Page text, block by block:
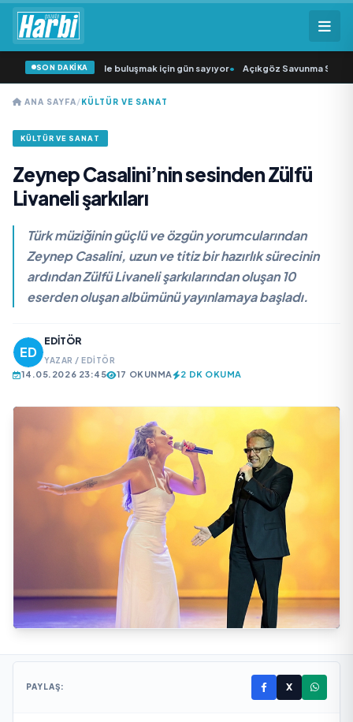
SON DAKİKA
Şarkıcısı” seyircisiyle buluşmak için gün sayıyor• Açıkgöz Savunma Sanayi
ANA SAYFA/KÜLTÜR VE SANAT
KÜLTÜR VE SANAT
Zeynep Casalini’nin sesinden Zülfü
Livaneli şarkıları
Türk müziğinin güçlü ve özgün yorumcularından
Zeynep Casalini, uzun ve titiz bir hazırlık sürecinin
ardından Zülfü Livaneli şarkılarından oluşan 10
eserden oluşan albümünü yayınlamaya başladı.
EDITÖR
YAZAR / EDITÖR
14.05.2026 23:45 17 OKUNMA 2 DK OKUMA
PAYLAŞ: X